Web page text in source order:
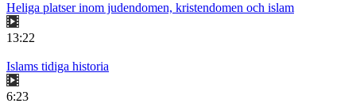
Heliga platser inom judendomen, kristendomen och islam
13:22
Islams tidiga historia
6:23